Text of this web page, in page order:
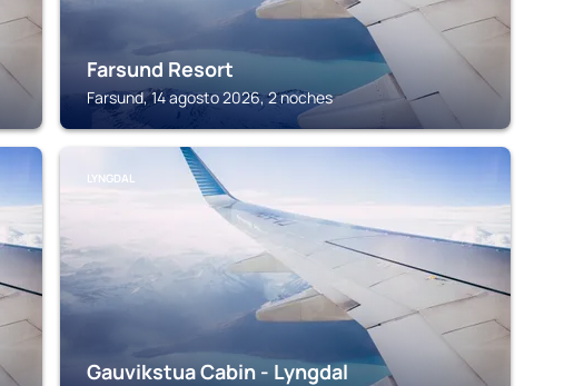
Farsund Resort
Farsund, 14 agosto 2026, 2 noches
LYNGDAL
Gauvikstua Cabin - Lyngdal